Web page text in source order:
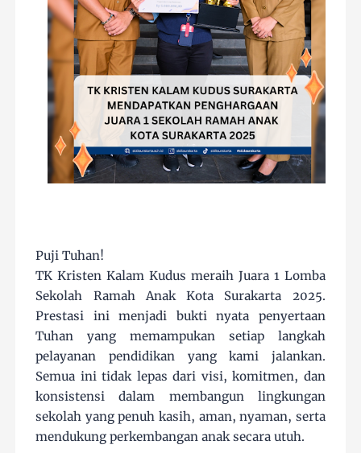
Puji Tuhan!
TK Kristen Kalam Kudus meraih Juara 1 Lomba
Sekolah Ramah Anak Kota Surakarta 2025.
Prestasi ini menjadi bukti nyata penyertaan
Tuhan yang memampukan setiap langkah
pelayanan pendidikan yang kami jalankan.
Semua ini tidak lepas dari visi, komitmen, dan
konsistensi dalam membangun lingkungan
sekolah yang penuh kasih, aman, nyaman, serta
mendukung perkembangan anak secara utuh.